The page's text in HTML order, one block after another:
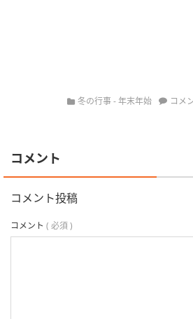
冬の行事 - 年末年始 コメ
コメント
コメント投稿
コメント ( 必須 )